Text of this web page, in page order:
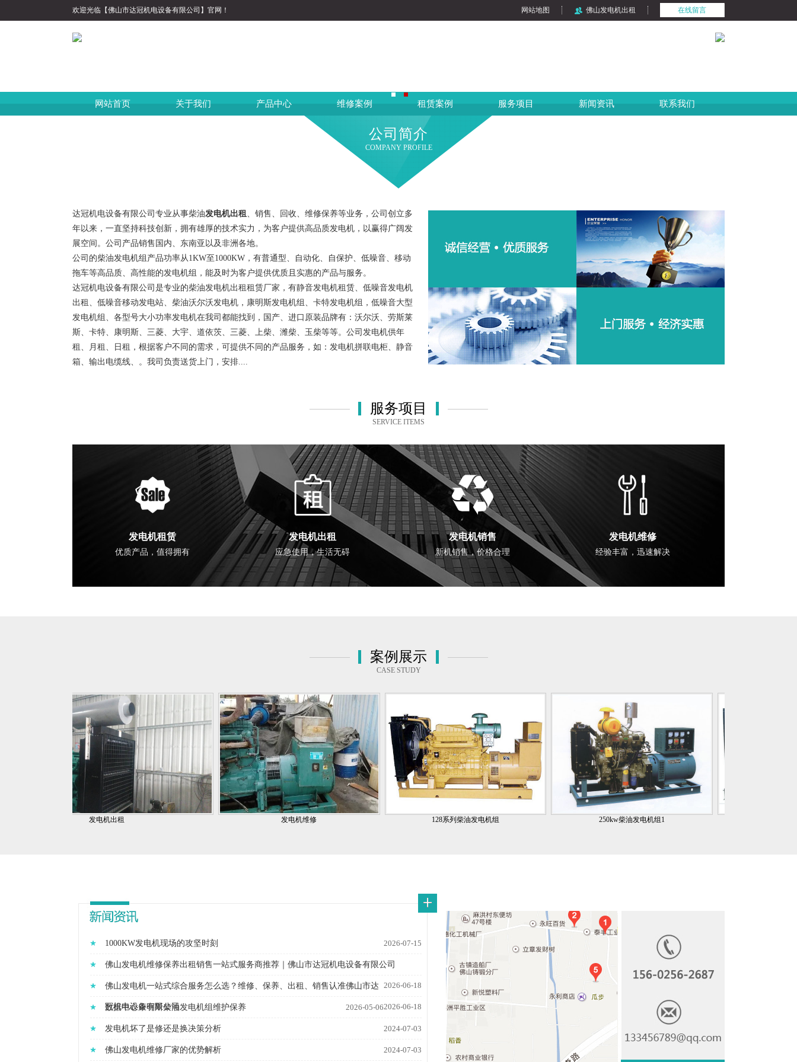
欢迎光临【佛山市达冠机电设备有限公司】官网！ 网站地图 佛山发电机出租 在线留言
网站首页 关于我们 产品中心 维修案例 租赁案例 服务项目 新闻资讯 联系我们
公司简介
COMPANY PROFILE
达冠机电设备有限公司专业从事柴油发电机出租、销售、回收、维修保养等业务，公司创立多
年以来，一直坚持科技创新，拥有雄厚的技术实力，为客户提供高品质发电机，以赢得广阔发
展空间。公司产品销售国内、东南亚以及非洲各地。
公司的柴油发电机组产品功率从1KW至1000KW，有普通型、自动化、自保护、低噪音、移动
拖车等高品质、高性能的发电机组，能及时为客户提供优质且实惠的产品与服务。
达冠机电设备有限公司是专业的柴油发电机出租租赁厂家，有静音发电机租赁、低噪音发电机
出租、低噪音移动发电站、柴油沃尔沃发电机，康明斯发电机组、卡特发电机组，低噪音大型
发电机组、各型号大小功率发电机在我司都能找到，国产、进口原装品牌有：沃尔沃、劳斯莱
斯、卡特、康明斯、三菱、大宇、道依茨、三菱、上柴、潍柴、玉柴等等。公司发电机供年
租、月租、日租，根据客户不同的需求，可提供不同的产品服务，如：发电机拼联电柜、静音
箱、输出电缆线、。我司负责送货上门，安排....
服务项目
SERVICE ITEMS
发电机租赁
优质产品，值得拥有
发电机出租
应急使用，生活无碍
发电机销售
新机销售，价格合理
发电机维修
经验丰富，迅速解决
案例展示
CASE STUDY
发电机出租 发电机维修 128系列柴油发电机组 250kw柴油发电机组1
1000KW发电机现场的攻坚时刻 2026-07-15
佛山发电机维修保养出租销售一站式服务商推荐｜佛山市达冠机电设备有限公司
2026-06-18
佛山发电机一站式综合服务怎么选？维修、保养、出租、销售认准佛山市达
冠机电设备有限公司 2026-06-18
数据中心康明斯柴油发电机组维护保养 2026-05-06
发电机坏了是修还是换决策分析 2024-07-03
佛山发电机维修厂家的优势解析 2024-07-03